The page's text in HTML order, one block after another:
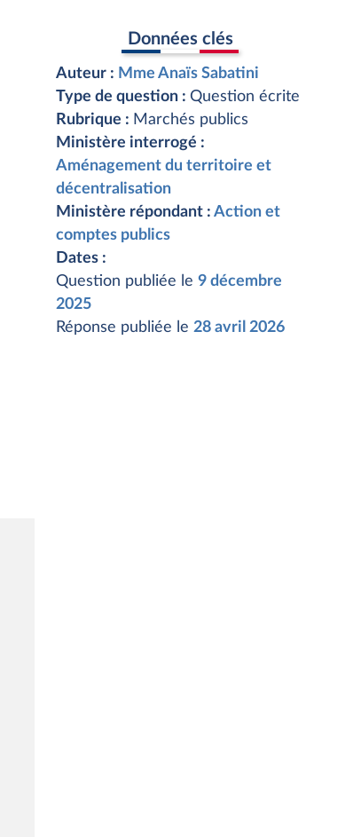
Données clés
Auteur : Mme Anaïs Sabatini
Type de question : Question écrite
Rubrique : Marchés publics
Ministère interrogé :
Aménagement du territoire et
décentralisation
Ministère répondant : Action et
comptes publics
Dates :
Question publiée le 9 décembre
2025
Réponse publiée le 28 avril 2026